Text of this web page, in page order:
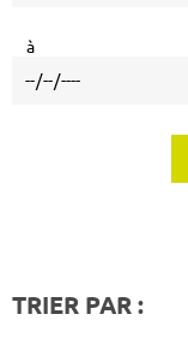
à
TRIER PAR :